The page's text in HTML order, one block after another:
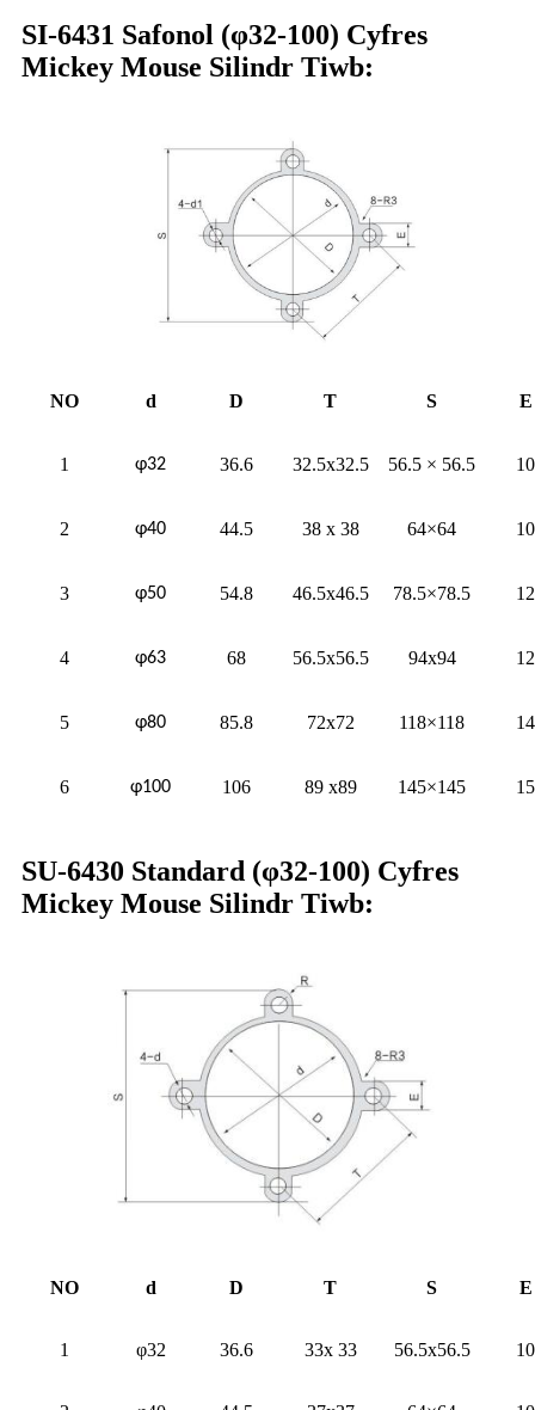
SI-6431 Safonol (φ32-100) Cyfres
Mickey Mouse Silindr Tiwb:
NO d D T S E
1 φ32 36.6 32.5x32.5 56.5 × 56.5 10
2 φ40 44.5 38 x 38 64×64 10
3 φ50 54.8 46.5x46.5 78.5×78.5 12
4 φ63 68 56.5x56.5 94x94 12
5 φ80 85.8 72x72 118×118 14
6 φ100 106 89 x89 145×145 15
SU-6430 Standard (φ32-100) Cyfres
Mickey Mouse Silindr Tiwb:
NO d D T S E
1 φ32 36.6 33x 33 56.5x56.5 10